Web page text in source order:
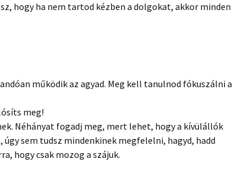
hogy ha nem tartod kézben a dolgokat, akkor minden
működik az agyad. Meg kell tanulnod fókuszálni a
meg!
Néhányat fogadj meg, mert lehet, hogy a kívülállók
sem tudsz mindenkinek megfelelni, hagyd, hadd
hogy csak mozog a szájuk.